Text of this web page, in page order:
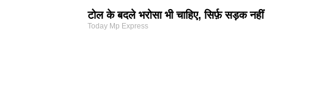
टोल के बदले भरोसा भी चाहिए, सिर्फ़ सड़क नहीं
Today Mp Express